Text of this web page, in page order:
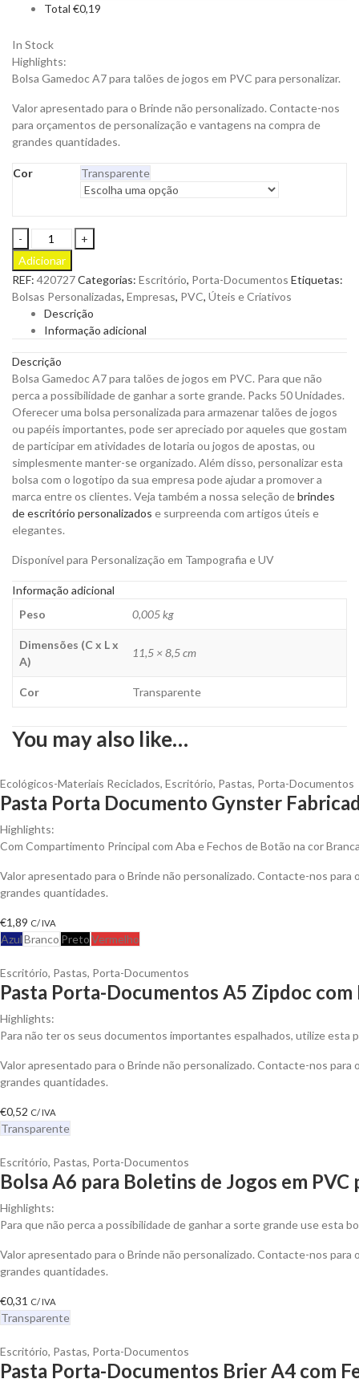
Total €0,19
In Stock
Highlights:
Bolsa Gamedoc A7 para talões de jogos em PVC para personalizar.
Valor apresentado para o Brinde não personalizado. Contacte-nos
para orçamentos de personalização e vantagens na compra de
grandes quantidades.
Cor Transparente
Bolsa
Gamedoc
A7
para
Talões
de
Jogos
PVC
para
Personalizar
quantity
Adicionar
REF: 420727Categorias: Escritório, Porta-Documentos Etiquetas:
Bolsas Personalizadas, Empresas, PVC, Úteis e Criativos
Descrição
Informação adicional
Descrição
Bolsa Gamedoc A7 para talões de jogos em PVC. Para que não
perca a possibilidade de ganhar a sorte grande. Packs 50 Unidades.
Oferecer uma bolsa personalizada para armazenar talões de jogos
ou papéis importantes, pode ser apreciado por aqueles que gostam
de participar em atividades de lotaria ou jogos de apostas, ou
simplesmente manter-se organizado. Além disso, personalizar esta
bolsa com o logotipo da sua empresa pode ajudar a promover a
marca entre os clientes. Veja também a nossa seleção debrindes
de escritório personalizados e surpreenda com artigos úteis e
elegantes.
Disponível para Personalização em Tampografia e UV
Informação adicional
Peso
0,005 kg
Dimensões (C x L x
A)
11,5 × 8,5 cm
Cor Transparente
You may also like…
Ecológicos-Materiais Reciclados, Escritório, Pastas, Porta-Documentos
Pasta Porta Documento Gynster
Highlights:
Com Compartimento Principal com Aba e Fechos de Botão na cor
Valor apresentado para o Brinde não personalizado. Contacte-nos
grandes quantidades.
€1,89 C/ IVA
AzulBranco PretoVermelho
Escritório, Pastas, Porta-Documentos
Pasta Porta-Documentos A5 Zipdoc com
Highlights:
Para não ter os seus documentos importantes espalhados, utilize esta
Valor apresentado para o Brinde não personalizado. Contacte-nos
grandes quantidades.
€0,52 C/ IVA
Transparente
Escritório, Pastas, Porta-Documentos
Bolsa A6 para Boletins de Jogos em PVC
Highlights:
Para que não perca a possibilidade de ganhar a sorte grande use esta
Valor apresentado para o Brinde não personalizado. Contacte-nos
grandes quantidades.
€0,31 C/ IVA
Transparente
Escritório, Pastas, Porta-Documentos
Pasta Porta-Documentos Brier A4 com